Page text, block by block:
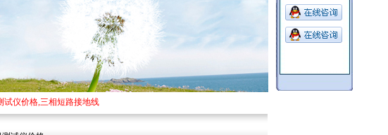
格,三相短路接地线